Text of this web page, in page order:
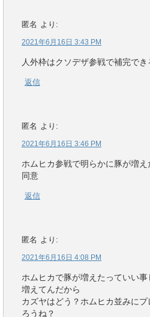
匿名 より:
2021年6月16日 3:43 PM
人外枠はクソデザ参戦で補完で
返信
匿名 より:
2021年6月16日 3:46 PM
ホムヒカ参戦で明らかに豚が増
同意
返信
匿名 より:
2021年6月16日 4:08 PM
ホムヒカで豚が増えたっていい
増えてんだから
カズヤはどう？ホムヒカ並みに
ろうね？